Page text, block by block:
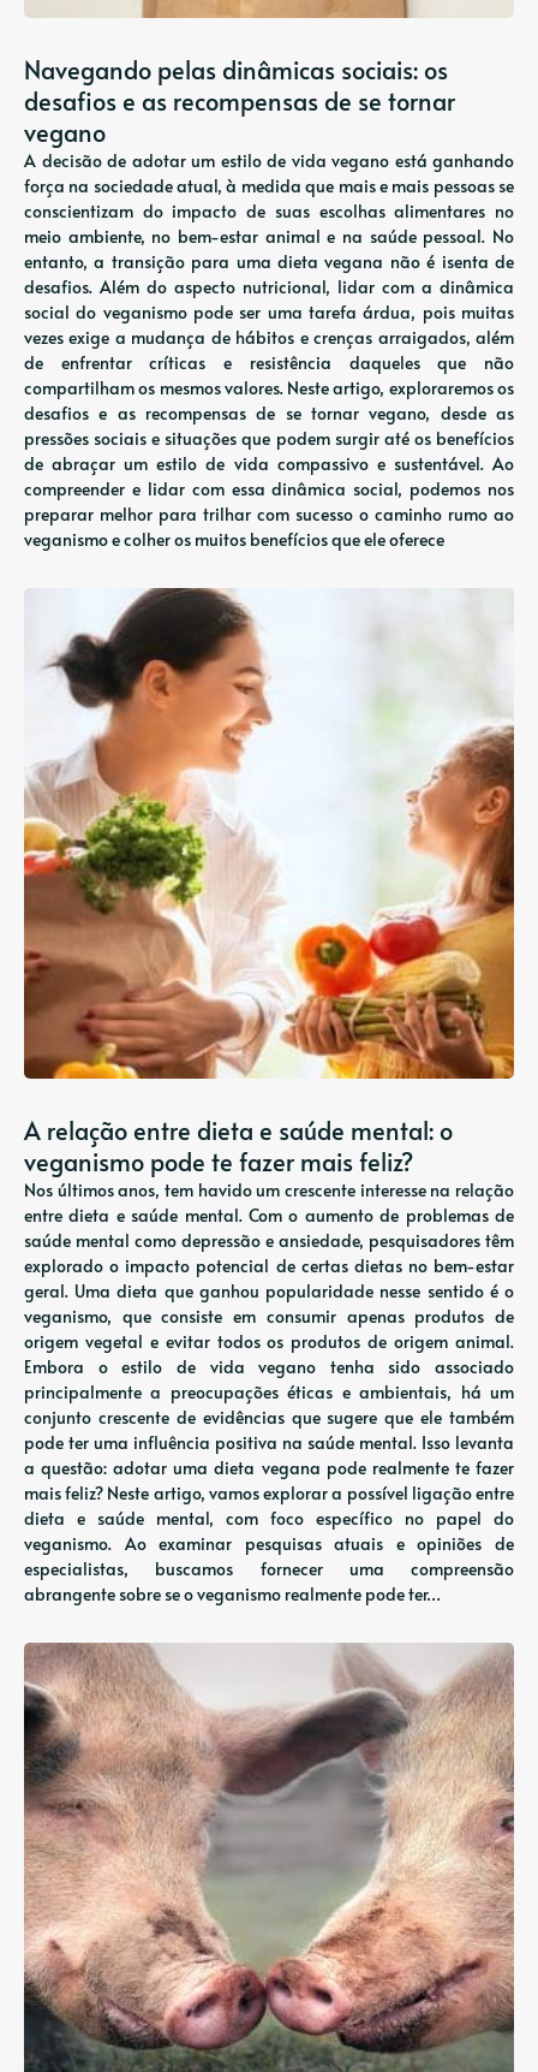
Navegando pelas dinâmicas sociais: os
desafios e as recompensas de se tornar
vegano
A decisão de adotar um estilo de vida vegano está ganhando
força na sociedade atual, à medida que mais e mais pessoas se
conscientizam do impacto de suas escolhas alimentares no
meio ambiente, no bem-estar animal e na saúde pessoal. No
entanto, a transição para uma dieta vegana não é isenta de
desafios. Além do aspecto nutricional, lidar com a dinâmica
social do veganismo pode ser uma tarefa árdua, pois muitas
vezes exige a mudança de hábitos e crenças arraigados, além
de enfrentar críticas e resistência daqueles que não
compartilham os mesmos valores. Neste artigo, exploraremos os
desafios e as recompensas de se tornar vegano, desde as
pressões sociais e situações que podem surgir até os benefícios
de abraçar um estilo de vida compassivo e sustentável. Ao
compreender e lidar com essa dinâmica social, podemos nos
preparar melhor para trilhar com sucesso o caminho rumo ao
veganismo e colher os muitos benefícios que ele oferece
A relação entre dieta e saúde mental: o
veganismo pode te fazer mais feliz?
Nos últimos anos, tem havido um crescente interesse na relação
entre dieta e saúde mental. Com o aumento de problemas de
saúde mental como depressão e ansiedade, pesquisadores têm
explorado o impacto potencial de certas dietas no bem-estar
geral. Uma dieta que ganhou popularidade nesse sentido é o
veganismo, que consiste em consumir apenas produtos de
origem vegetal e evitar todos os produtos de origem animal.
Embora o estilo de vida vegano tenha sido associado
principalmente a preocupações éticas e ambientais, há um
conjunto crescente de evidências que sugere que ele também
pode ter uma influência positiva na saúde mental. Isso levanta
a questão: adotar uma dieta vegana pode realmente te fazer
mais feliz? Neste artigo, vamos explorar a possível ligação entre
dieta e saúde mental, com foco específico no papel do
veganismo. Ao examinar pesquisas atuais e opiniões de
especialistas, buscamos fornecer uma compreensão
abrangente sobre se o veganismo realmente pode ter…